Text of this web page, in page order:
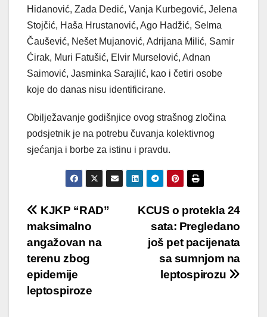
Hidanović, Zada Dedić, Vanja Kurbegović, Jelena
Stojčić, Haša Hrustanović, Ago Hadžić, Selma
Čaušević, Nešet Mujanović, Adrijana Milić, Samir
Ćirak, Muri Fatušić, Elvir Murselović, Adnan
Saimović, Jasminka Sarajlić, kao i četiri osobe
koje do danas nisu identificirane.
Obilježavanje godišnjice ovog strašnog zločina
podsjetnik je na potrebu čuvanja kolektivnog
sjećanja i borbe za istinu i pravdu.
Post
navigation
KCUS o protekla 24
sata: Pregledano
još pet pacijenata
sa sumnjom na
leptospirozu
KJKP “RAD”
maksimalno
angažovan na
terenu zbog
epidemije
leptospiroze